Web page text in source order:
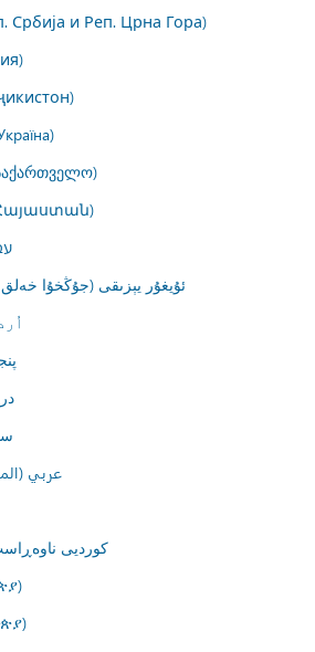
Србија и Реп. Црна Гора)
ئۇيغۇر يېزىقى (جۇڭخۇا
عربي
کوردیی